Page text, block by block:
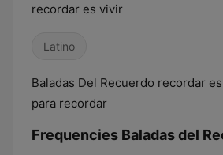
recordar es vivir
Latino
Baladas Del Recuerdo recordar
para recordar
Frequencies Baladas del